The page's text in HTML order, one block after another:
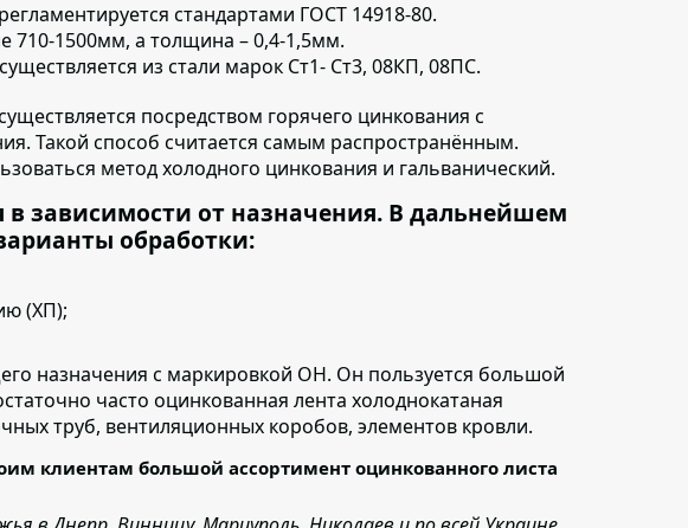
стандартами ГОСТ 14918-80.
710-1500мм, а толщина – 0,4-1,5мм.
из стали марок Ст1- Ст3, 08КП, 08ПС.
посредством горячего цинкования с
Такой способ считается самым распространённым.
метод холодного цинкования и гальванический.
в зависимости от назначения. В дальнейшем
обработки:
(ХП);
назначения с маркировкой ОН. Он пользуется большой
часто оцинкованная лента холоднокатаная
труб, вентиляционных коробов, элементов кровли.
клиентам большой ассортимент оцинкованного листа